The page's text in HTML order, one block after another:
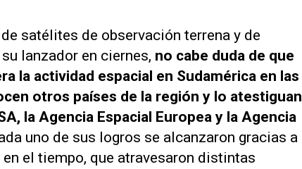
satélites de observación terrena y de
lanzador en ciernes, no cabe duda de que
la actividad espacial en Sudamérica en las
otros países de la región y lo atestiguan
la Agencia Espacial Europea y la Agencia
uno de sus logros se alcanzaron gracias a
el tiempo, que atravesaron distintas